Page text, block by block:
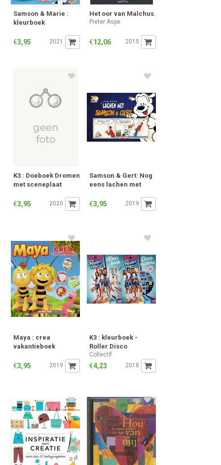
Samson & Marie :
kleurboek
€3,95 2021
Het oor van Malchus.
Pieter Aspe
€12,06 2015
K3 : Doeboek Dromen
met sceneplaat
€3,95 2020
Samson & Gert: Nog
eens lachen met
€3,95 2019
Maya : crea
vakantieboek
€3,95 2019
K3 : kleurboek -
Roller Disco
Collectif
€4,23 2018